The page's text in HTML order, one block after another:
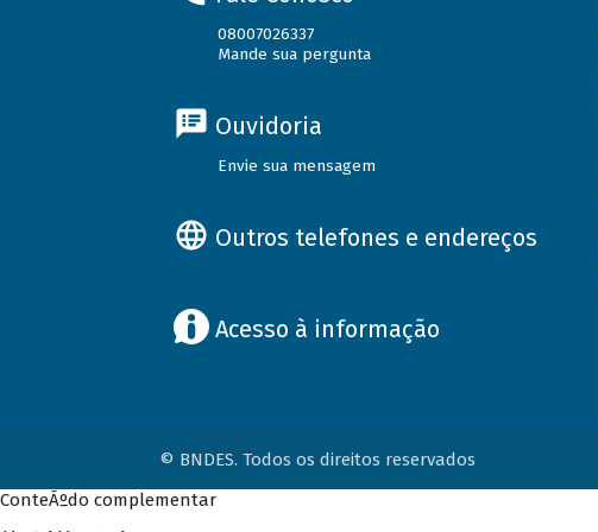
08007026337
Mande sua pergunta
Ouvidoria
Envie sua mensagem
Outros telefones e endereços
Acesso à informação
© BNDES. Todos os direitos reservados
ConteÃºdo complementar